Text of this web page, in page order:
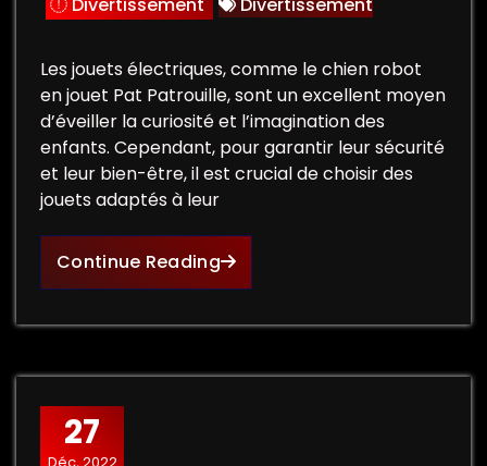
Les jouets électriques, comme le chien robot
en jouet Pat Patrouille, sont un excellent moyen
d’éveiller la curiosité et l’imagination des
enfants. Cependant, pour garantir leur sécurité
et leur bien-être, il est crucial de choisir des
jouets adaptés à leur
Continue Reading
27